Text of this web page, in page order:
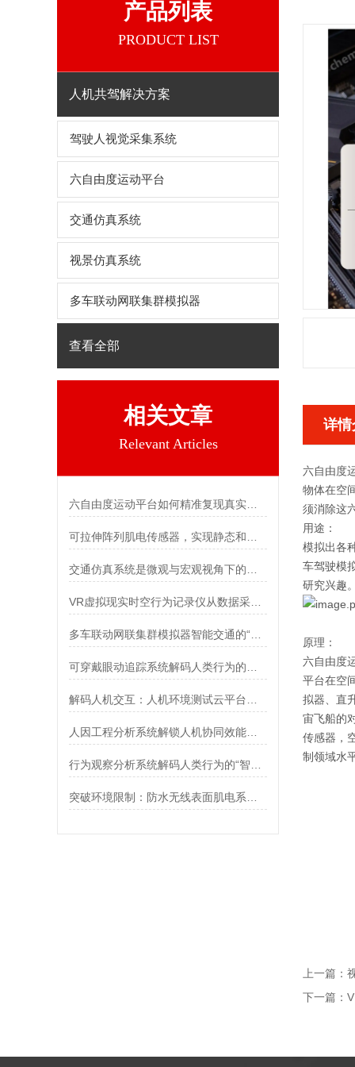
产品列表
PRODUCT LIST
人机共驾解决方案
驾驶人视觉采集系统
六自由度运动平台
交通仿真系统
视景仿真系统
多车联动网联集群模拟器
查看全部
相关文章
Relevant Articles
VR虚拟现实时空行为记录仪从数据采集到深度洞察的全流程指南
人因工程分析系统解锁人机协同效能的智慧钥匙
详
六自由度
物体在空
须消除这
用途 ：
模拟出各
车驾驶模
研究兴趣
原理：
六自由度
平台在空
拟器、直
宙飞船的
传感器，
制领域水
上一篇：
下一篇：